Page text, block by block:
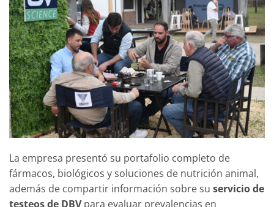
La empresa presentó su portafolio completo de
fármacos, biológicos y soluciones de nutrición animal,
además de compartir información sobre su servicio de
testeos de DBVpara evaluar prevalencias en